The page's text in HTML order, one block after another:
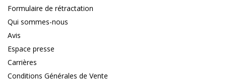
Formulaire de rétractation
Qui sommes-nous
Avis
Espace presse
Carrières
Conditions Générales de Vente